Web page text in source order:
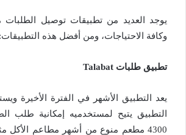
يوجد العديد من تطبيقات توصيل
وكافة الاحتياجات، ومن أفضل هذه التطبيقات:
تطبيق طلبات Talabat
يعد التطبيق الأشهر في الفترة الأخيرة
التطبيق يتيح لمستخدميه إمكانية طلب
4300 مطعم منوع من أشهر مطاعم الأكل